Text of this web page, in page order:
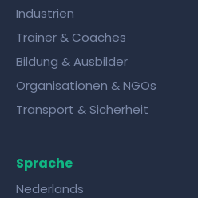
Industrien
Trainer & Coaches
Bildung & Ausbilder
Organisationen & NGOs
Transport & Sicherheit
Sprache
Nederlands